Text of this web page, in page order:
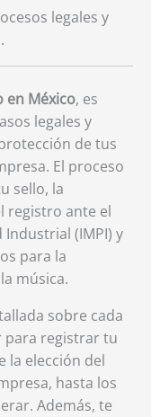
legales y
en México, es
legales y
de tus
El proceso
sello, la
registro ante el
(IMPI) y
para la
música.
sobre cada
para registrar tu
la elección del
hasta los
Además, te